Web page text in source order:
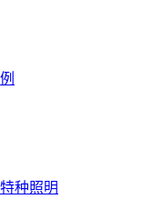
种照明